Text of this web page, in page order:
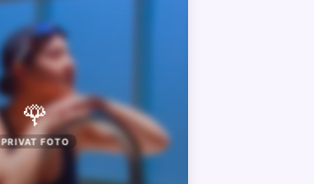
🌹
PRIVAT FOTO